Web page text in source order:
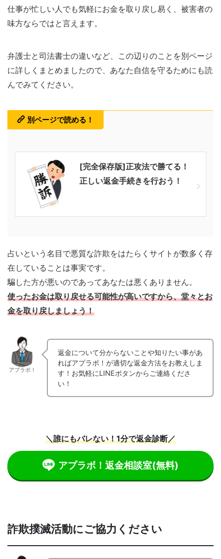
仕事が忙しい人でも気軽にお金を取り戻し易く、被害者の
味方ならではと言えます。
弁護士と司法書士の違いなど、この辺りのことを別ページ
に詳しくまとめましたので、あなた自信を守るためにも読
んでみてください。
別ページで読める！
[完全保存版]正攻法で勝てる！
正しい返金手続きを行おう！
占いという名目で悪質な詐欺をはたらくサイトが数多く存
在していることは事実です。
騙した方が悪いのであってあなたは悪くありません。
使ったお金は取り戻せる可能性が高いですから、堂々とお
金を取り戻しましょう！
アプラボ！
返金について分からないことや知りたい事があ
ればアプラボ！が適切な返金方法をお教えしま
す！お気軽にLINEボタンからご連絡くださ
い！
＼誰にもバレない！1分で返金診断／
アプラボ！返金相談室(無料)
詐欺撲滅活動にご協力ください